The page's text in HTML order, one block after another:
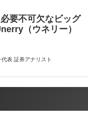
要不可欠なビッグ
（ウネリー）
表 証券アナリスト